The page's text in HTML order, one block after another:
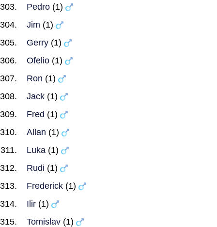
Pedro (1)
Jim (1)
Gerry (1)
Ofelio (1)
Ron (1)
Jack (1)
Fred (1)
Allan (1)
Luka (1)
Rudi (1)
Frederick (1)
Ilir (1)
Tomislav (1)